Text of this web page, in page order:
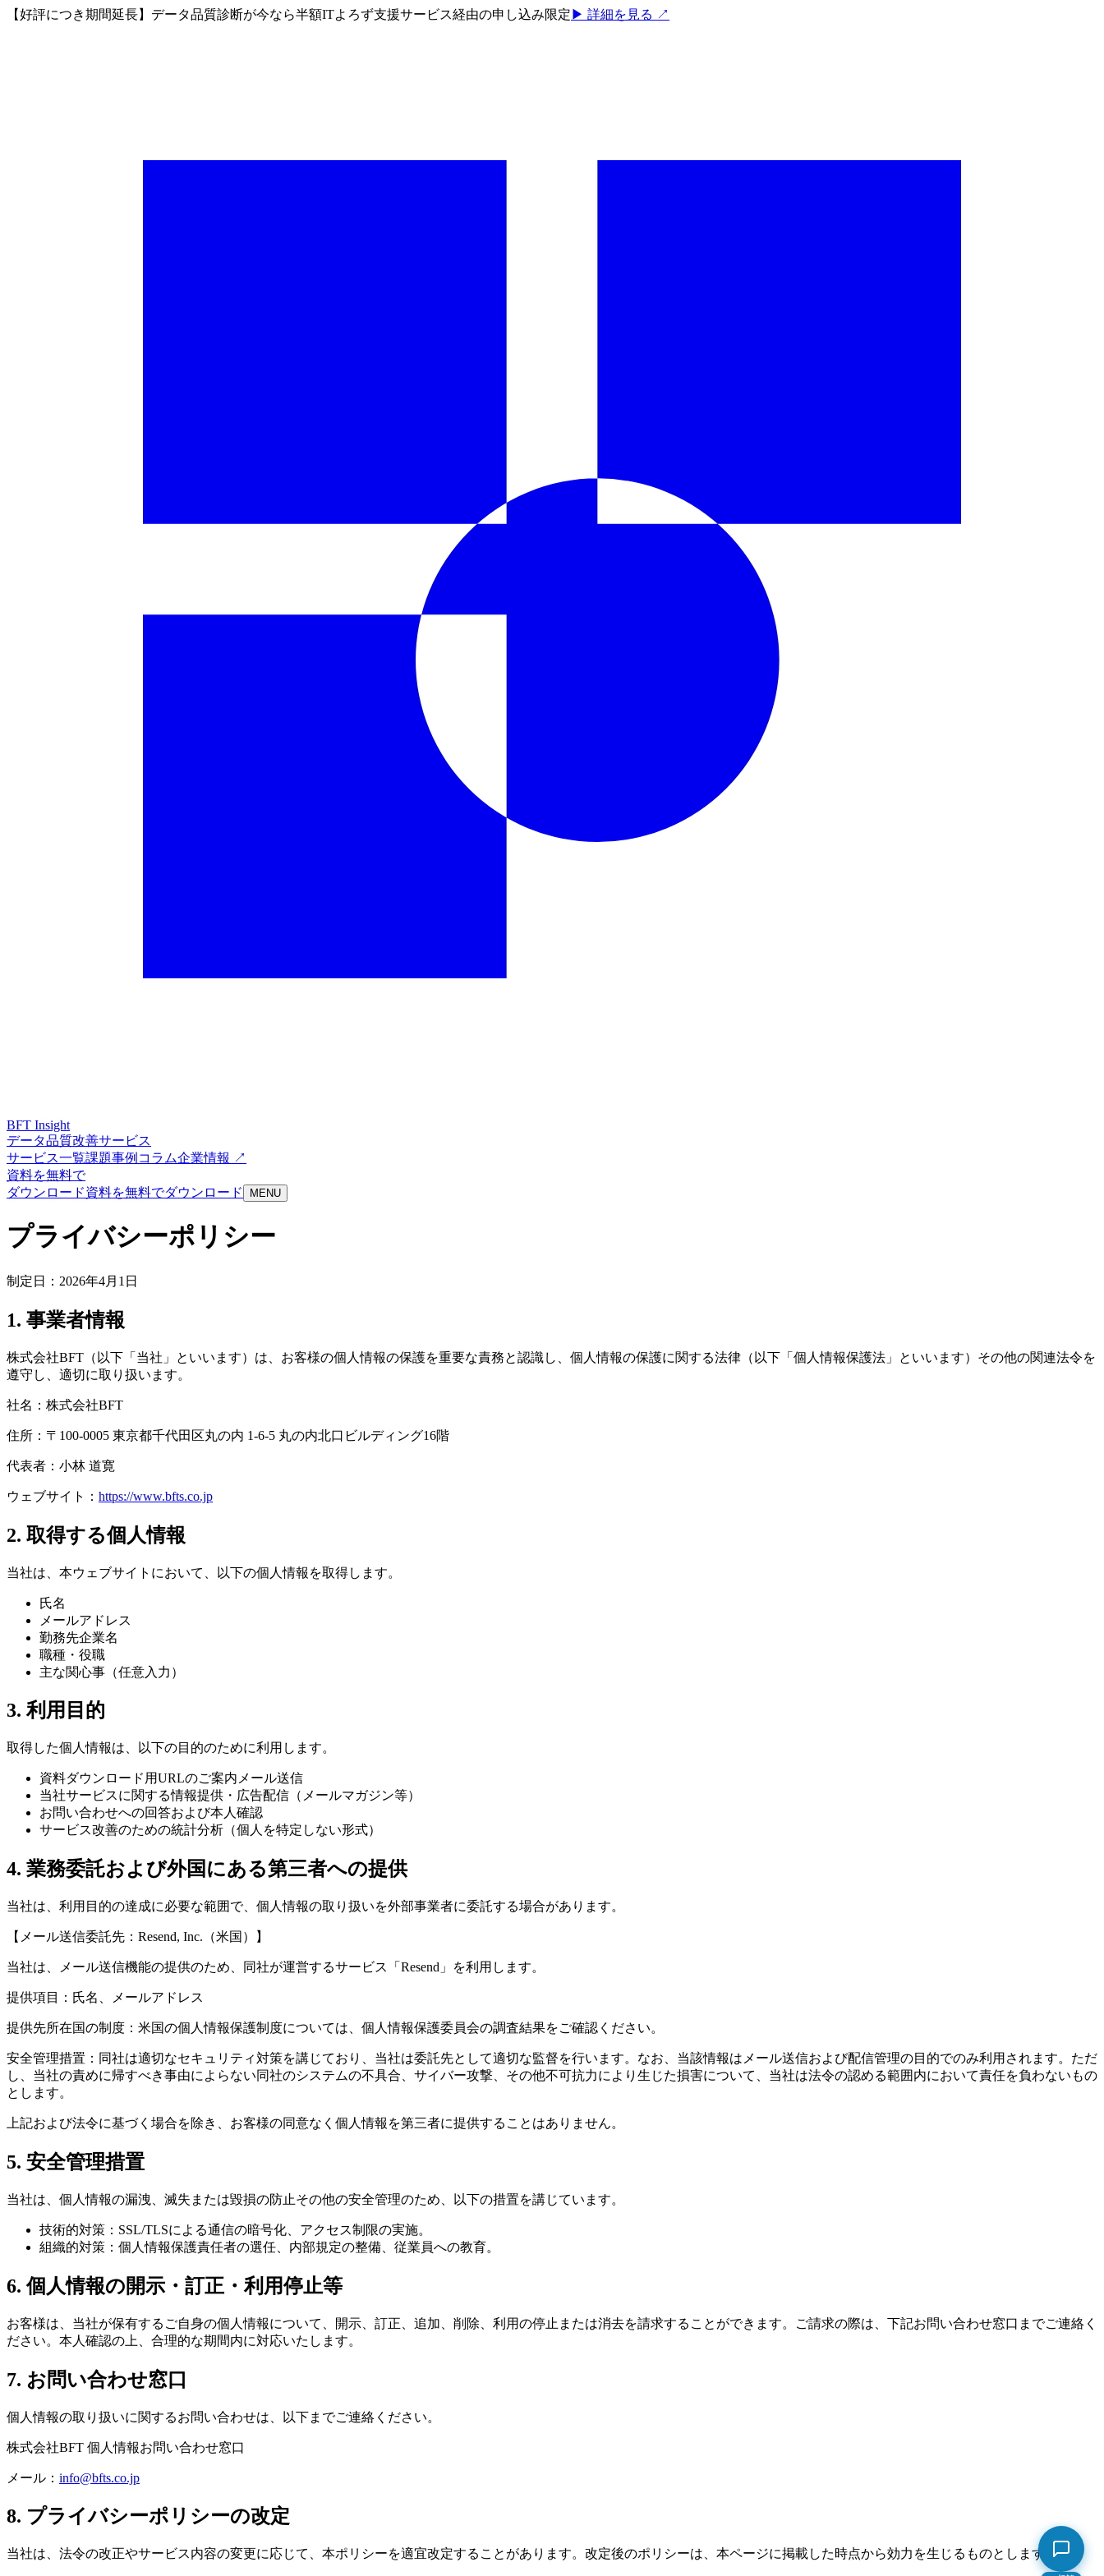
【好評につき期間延長】データ品質診断が今なら半額ITよろず支援サービス経由の申し込み限定 ▶ 詳細を見る ↗
BFT Insight
データ品質改善サービス
サービス一覧課題事例 コラム企業情報 ↗
資料を無料で
ダウンロード資料を無料でダウンロード MENU
プライバシーポリシー
制定日： 2026年4月1日
1. 事業者情報
株式会社BFT（以下「当社」といいます）は、お客様の個人情報の保護を重要な責務と認識し、個人情報の保護に関する法律（以下「個人情報保護法」といいます）その他の関連法令を
遵守し、適切に取り扱います。
社名：株式会社BFT
住所：〒100-0005 東京都千代田区丸の内 1-6-5 丸の内北口ビルディング16階
代表者：小林 道寛
ウェブサイト： https://www.bfts.co.jp
2. 取得する個人情報
当社は、本ウェブサイトにおいて、以下の個人情報を取得します。
氏名
メールアドレス
勤務先企業名
職種・役職
主な関心事（任意入力）
3. 利用目的
取得した個人情報は、以下の目的のために利用します。
資料ダウンロード用URLのご案内メール送信
当社サービスに関する情報提供・広告配信（メールマガジン等）
お問い合わせへの回答および本人確認
サービス改善のための統計分析（個人を特定しない形式）
4. 業務委託および外国にある第三者への提供
当社は、利用目的の達成に必要な範囲で、個人情報の取り扱いを外部事業者に委託する場合があります。
【メール送信委託先：Resend, Inc.（米国）】
当社は、メール送信機能の提供のため、同社が運営するサービス「Resend」を利用します。
提供項目：氏名、メールアドレス
提供先所在国の制度：米国の個人情報保護制度については、個人情報保護委員会の調査結果をご確認ください。
安全管理措置：同社は適切なセキュリティ対策を講じており、当社は委託先として適切な監督を行います。なお、当該情報はメール送信および配信管理の目的でのみ利用されます。ただ
し、当社の責めに帰すべき事由によらない同社のシステムの不具合、サイバー攻撃、その他不可抗力により生じた損害について、当社は法令の認める範囲内において責任を負わないもの
とします。
上記および法令に基づく場合を除き、お客様の同意なく個人情報を第三者に提供することはありません。
5. 安全管理措置
当社は、個人情報の漏洩、滅失または毀損の防止その他の安全管理のため、以下の措置を講じています。
技術的対策：SSL/TLSによる通信の暗号化、アクセス制限の実施。
組織的対策：個人情報保護責任者の選任、内部規定の整備、従業員への教育。
6. 個人情報の開示・訂正・利用停止等
お客様は、当社が保有するご自身の個人情報について、開示、訂正、追加、削除、利用の停止または消去を請求することができます。ご請求の際は、下記お問い合わせ窓口までご連絡く
ださい。本人確認の上、合理的な期間内に対応いたします。
7. お問い合わせ窓口
個人情報の取り扱いに関するお問い合わせは、以下までご連絡ください。
株式会社BFT 個人情報お問い合わせ窓口
メール： info@bfts.co.jp
8. プライバシーポリシーの改定
当社は、法令の改正やサービス内容の変更に応じて、本ポリシーを適宜改定することがあります。改定後のポリシーは、本ページに掲載した時点から効力を生じるものとします。